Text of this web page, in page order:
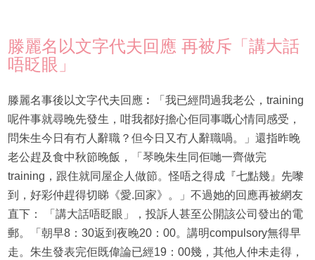
滕麗名以文字代夫回應 再被斥「講大話
唔眨眼」
滕麗名事後以文字代夫回應︰「我已經問過我老公，training
呢件事就尋晚先發生，咁我都好擔心佢同事嘅心情同感受，
問朱生今日有冇人辭職？但今日又冇人辭職喎。」還指昨晚
老公趕及食中秋節晚飯，「琴晚朱生同佢哋一齊做完
training，跟住就同屋企人做節。怪唔之得成『七點幾』先嚟
到，好彩仲趕得切睇《愛.回家》。」不過她的回應再被網友
直下： 「講大話唔眨眼」，投訴人甚至公開該公司發出的電
郵。「朝早8：30返到夜晚20：00。講明compulsory無得早
走。朱生發表完佢既偉論已經19：00幾，其他人仲未走得，